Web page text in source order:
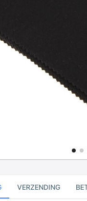
VERZENDING